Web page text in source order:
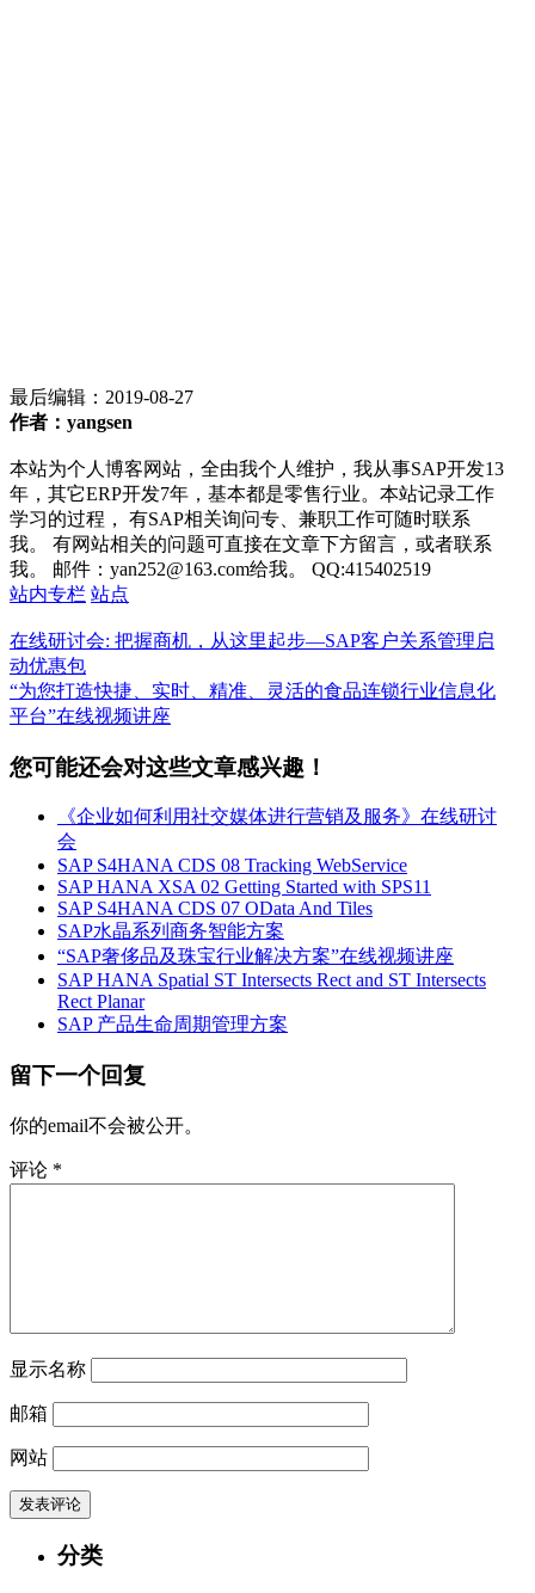
最后编辑： 2019-08-27
作者：yangsen
本站为个人博客网站，全由我个人维护，我从事SAP开发13
年，其它ERP开发7年，基本都是零售行业。本站记录工作
学习的过程， 有SAP相关询问专、兼职工作可随时联系
我。 有网站相关的问题可直接在文章下方留言，或者联系
我。 邮件：yan252@163.com给我。 QQ:415402519
站内专栏 站点
在线研讨会: 把握商机，从这里起步—SAP客户关系管理启
动优惠包
“为您打造快捷、实时、精准、灵活的食品连锁行业信息化
平台”在线视频讲座
您可能还会对这些文章感兴趣！
《企业如何利用社交媒体进行营销及服务》在线研讨
会
SAP S4HANA CDS 08 Tracking WebService
SAP HANA XSA 02 Getting Started with SPS11
SAP S4HANA CDS 07 OData And Tiles
SAP水晶系列商务智能方案
“SAP奢侈品及珠宝行业解决方案”在线视频讲座
SAP HANA Spatial ST Intersects Rect and ST Intersects
Rect Planar
SAP 产品生命周期管理方案
留下一个回复
你的email不会被公开。
评论 *
显示名称
邮箱
网站
分类